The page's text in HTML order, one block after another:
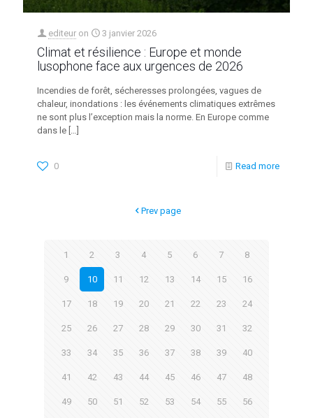
editeur on 3 janvier 2026
Climat et résilience : Europe et monde
lusophone face aux urgences de 2026
Incendies de forêt, sécheresses prolongées, vagues de
chaleur, inondations : les événements climatiques extrêmes
ne sont plus l’exception mais la norme. En Europe comme
dans le […]
0 Read more
Prev page
1 2 3 4 5 6 7 8
9 10 11 12 13 14 15 16
17 18 19 20 21 22 23 24
25 26 27 28 29 30 31 32
33 34 35 36 37 38 39 40
41 42 43 44 45 46 47 48
49 50 51 52 53 54 55 56